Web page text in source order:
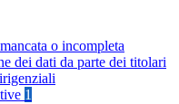
o incompleta
dei dati da parte dei titolari
1